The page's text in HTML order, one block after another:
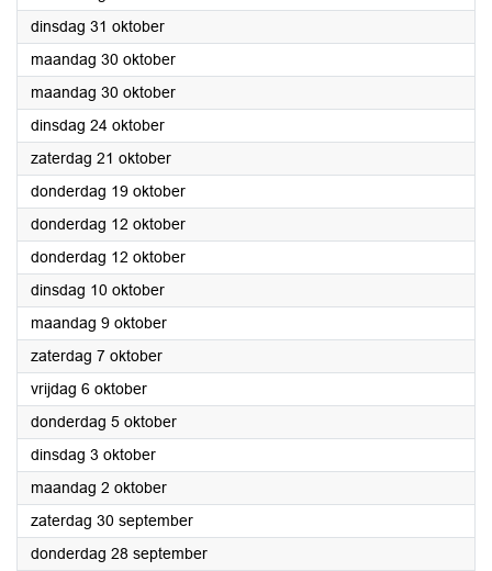
dinsdag 31 oktober2023
maandag 30 oktober2023
maandag 30 oktober2023
dinsdag 24 oktober2023
zaterdag 21 oktober2023
donderdag 19 oktober2023
donderdag 12 oktober2023
donderdag 12 oktober2023
dinsdag 10 oktober2023
maandag 9 oktober2023
zaterdag 7 oktober2023
vrijdag 6 oktober2023
donderdag 5 oktober2023
dinsdag 3 oktober2023
maandag 2 oktober2023
zaterdag 30 september2023
donderdag 28 september2023